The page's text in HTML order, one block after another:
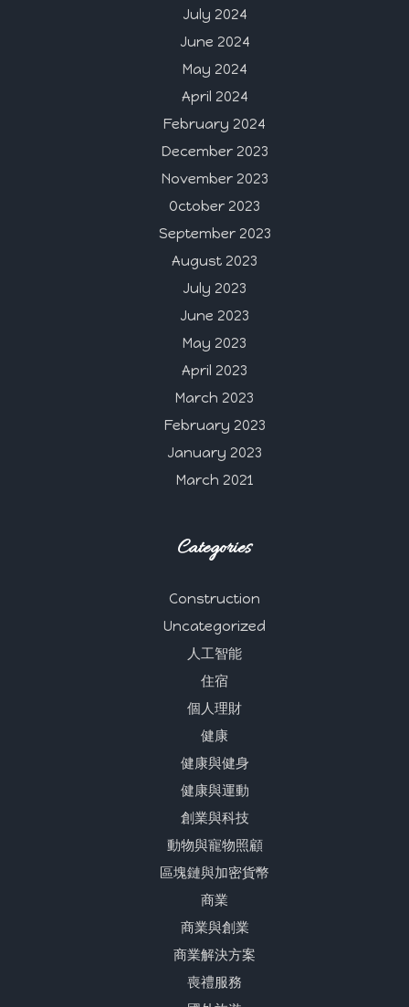
July 2024
June 2024
May 2024
April 2024
February 2024
December 2023
November 2023
October 2023
September 2023
August 2023
July 2023
June 2023
May 2023
April 2023
March 2023
February 2023
January 2023
March 2021
Categories
Construction
Uncategorized
人工智能
住宿
個人理財
健康
健康與健身
健康與運動
創業與科技
動物與寵物照顧
區塊鏈與加密貨幣
商業
商業與創業
商業解決方案
喪禮服務